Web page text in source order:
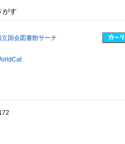
がす
立国会図書館サーチ